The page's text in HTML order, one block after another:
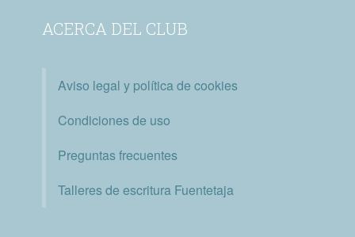
ACERCA DEL CLUB
Aviso legal y política de cookies
Condiciones de uso
Preguntas frecuentes
Talleres de escritura Fuentetaja